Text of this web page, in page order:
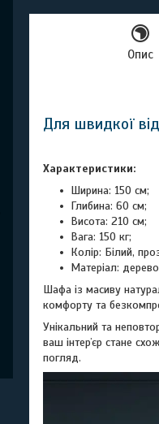
Опис
Для швидкої
Характеристики:
Ширина: 150 см;
Глибина: 60 см;
Висота: 210 см;
Вага: 150 кг;
Колір: Білий,
Матеріал:
Шафа із масиву
комфорту та
Унікальний та
ваш інтерʼєр стане
погляд.